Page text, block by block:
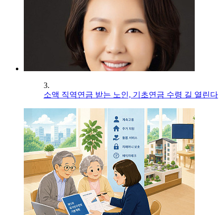
3.
소액 직역연금 받는 노인, 기초연금 수령 길 열린다